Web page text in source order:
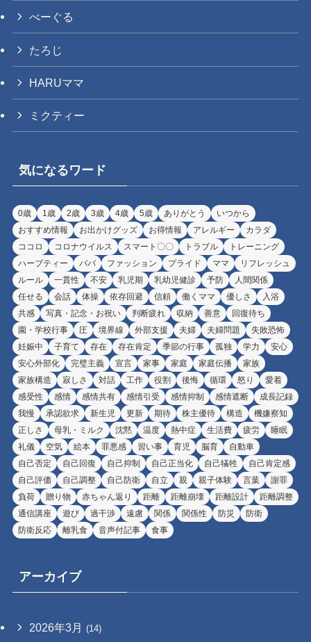
べーぐる
たろじ
HARUママ
ミクティー
気になるワード
0歳 1歳 2歳 3歳 4歳 5歳 ありがとう
いつから
おすすめ情報
お出かけグッズ お得情報 アレルギー
カラダ
ココロ
コロナウイルス スマート〇〇 トラブル
トレーニング
ハーブティー
パパ ファッション プライド ママ
リフレッシュ
ルール
一貫性 不安 乳児期 乳幼児健診 予防
人間関係
任せる
会話 体操 依存回避 信頼 働くママ 優しさ
入浴
共感
写真・記念・お祝い 判断疲れ 収納 善意
回復待ち
園・学校行事
圧 境界線 外部支援 夫婦 夫婦問題
失敗恐怖
妊娠中
子育て 存在 存在肯定 季節の行事 孤独 学力
安心
安心外部化
完璧主義 宣言 家事 家庭 家庭伝播
家族
家族構造
寂しさ 対話 工作 役割 後悔 循環 怒り
愛着
感受性
感情 感情共有 感情引受 感情抑制 感情遮断
成長記録
我慢
承認欲求 新生児 更新 期待 株主優待 構造
機嫌察知
正しさ
母乳・ミルク 沈黙 温度 熱中症 生活費 疲労
睡眠
礼儀
空気 絵本 罪悪感 習い事 育児 脳育
自動車
自己否定
自己回復 自己抑制 自己正当化 自己犠牲
自己肯定感
自己評価
自己調整 自己防衛 自立 親 親子体験 言葉
謝罪
負荷
贈り物 赤ちゃん返り 距離 距離崩壊 距離設計
距離調整
通信講座
遊び 過干渉 遠慮 関係 関係性 防災
防衛
防衛反応
離乳食 音声付記事 食事
アーカイブ
2026年3月 (14)